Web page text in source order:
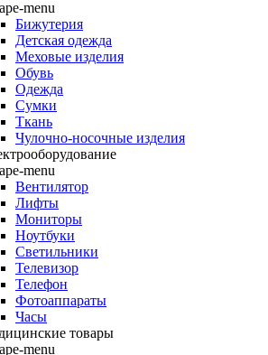
Бижутерия
Детская одежда
Меховые изделия
Обувь
Одежда
Сумки
Ткань
Чулочно-носочные изделия
Вентилятор
Лифты
Мониторы
Ноутбуки
Светильники
Телевизор
Телефон
Фотоаппараты
Часы
товары